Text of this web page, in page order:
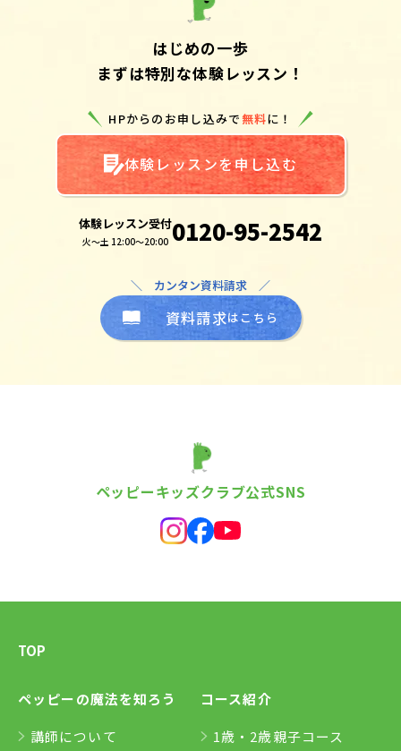
はじめの一歩
まずは特別な体験レッスン！
HPからのお申し込みで無料に！
体験レッスンを申し込む
体験レッスン受付
火～土 12:00～20:00 0120-95-2542
＼ カンタン資料請求 ／
資料請求はこちら
ペッピーキッズクラブ公式SNS
TOP
ペッピーの魔法を知ろう
講師について
コース紹介
1歳・2歳親子コース